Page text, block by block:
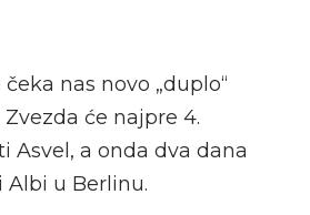
nas novo „duplo“
će najpre 4.
Asvel, a onda dva dana
Albi u Berlinu.